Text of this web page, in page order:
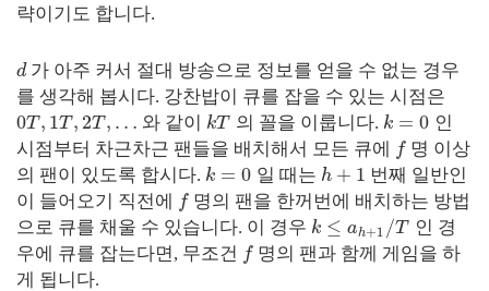
략이기도 합니다.
d가 아주 커서 절대 방송으로 정보를 얻을 수 없는 경우
를 생각해 봅시다. 강찬밥이 큐를 잡을 수 있는 시점은
0T , 1T, 2T, … 와 같이 kT 의 꼴을 이룹니다. k = 0 인
시점부터 차근차근 팬들을 배치해서 모든 큐에 f 명 이상
의 팬이 있도록 합시다. k = 0 일 때는 h + 1 번째 일반인
이 들어오기 직전에 f 명의 팬을 한꺼번에 배치하는 방법
으로 큐를 채울 수 있습니다. 이 경우 k ≤ ah+1 /T
인 경
우에 큐를 잡는다면, 무조건 f 명의 팬과 함께 게임을 하
게 됩니다.